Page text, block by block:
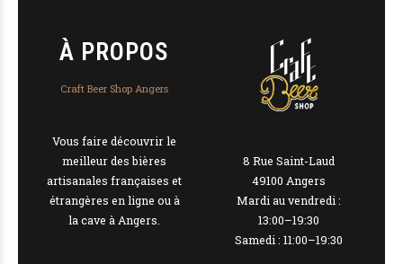
À PROPOS
Craft Beer Shop Angers
Vous faire découvrir le
meilleur des bières
artisanales françaises et
étrangères en ligne ou à
la cave à Angers.
8 Rue Saint-Laud
49100 Angers
Mardi au vendredi :
13:00–19:30
Samedi : 11:00–19:30